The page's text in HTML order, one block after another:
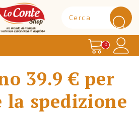
Conte Shop
Carrello
0
39.9 € per
la spedizione